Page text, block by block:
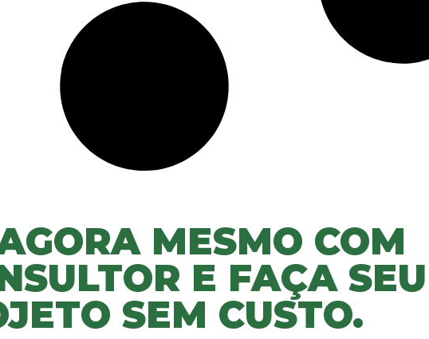
MESMO COM
E FAÇA SEU
SEM CUSTO.